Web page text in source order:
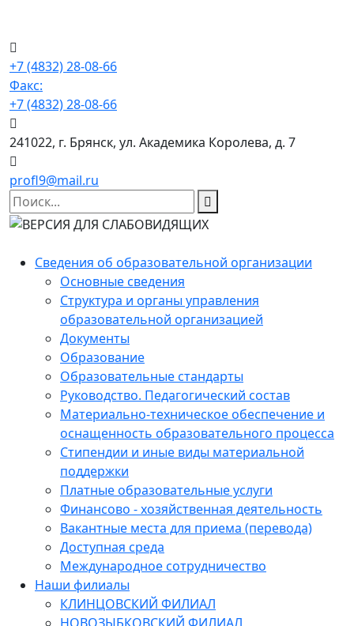
+7 (4832) 28-08-66
Факс:
+7 (4832) 28-08-66
241022, г. Брянск, ул. Академика Королева, д. 7
profl9@mail.ru
Сведения об образовательной организации
Основные сведения
Структура и органы управления
образовательной организацией
Документы
Образование
Образовательные стандарты
Руководство. Педагогический состав
Материально-техническое обеспечение и
оснащенность образовательного процесса
Стипендии и иные виды материальной
поддержки
Платные образовательные услуги
Финансово - хозяйственная деятельность
Вакантные места для приема (перевода)
Доступная среда
Международное сотрудничество
Наши филиалы
КЛИНЦОВСКИЙ ФИЛИАЛ